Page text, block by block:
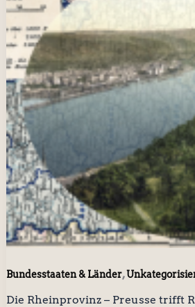
Bundesstaaten & Länder,
Die Rheinprovinz – Preusse trifft